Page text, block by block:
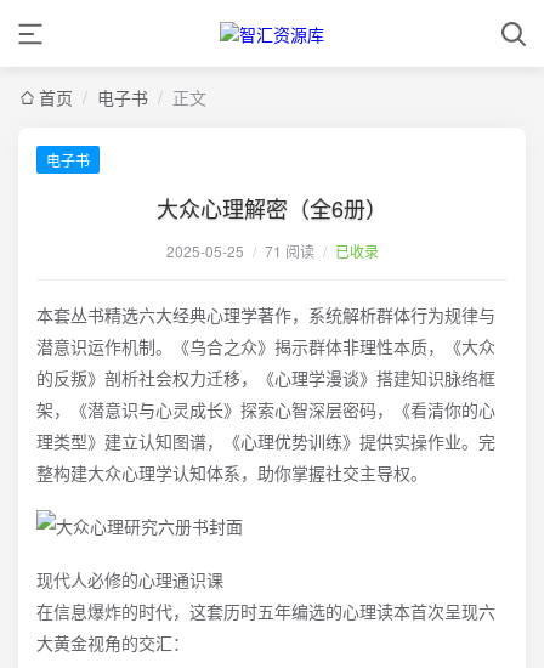
首页 / 电子书 / 正文
电子书
大众心理解密（全6册）
2025-05-25 / 71 阅读 / 已收录
本套丛书精选六大经典心理学著作，系统解析群体行为规律与
潜意识运作机制。《乌合之众》揭示群体非理性本质，《大众
的反叛》剖析社会权力迁移，《心理学漫谈》搭建知识脉络框
架，《潜意识与心灵成长》探索心智深层密码，《看清你的心
理类型》建立认知图谱，《心理优势训练》提供实操作业。完
整构建大众心理学认知体系，助你掌握社交主导权。
现代人必修的心理通识课
在信息爆炸的时代，这套历时五年编选的心理读本首次呈现六
大黄金视角的交汇：